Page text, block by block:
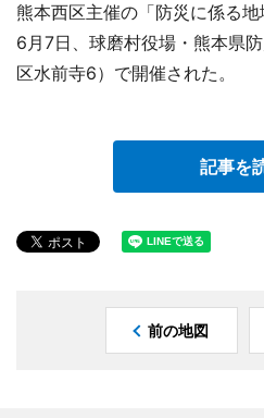
熊本西区主催の「防災に係る
6月7日、球磨村役場・熊本県
区水前寺6）で開催された。
記事を
前の地図